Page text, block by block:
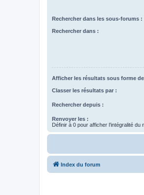
Rechercher dans les sous-forums :
Rechercher dans :
Afficher les résultats sous forme
Classer les résultats par :
Rechercher depuis :
Renvoyer les :
Définir à 0 pour afficher l’intégralité du
Index du forum